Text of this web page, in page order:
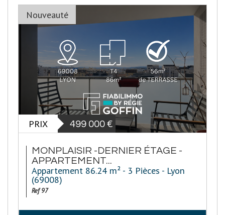
Nouveauté
PRIX 499 000 €
MONPLAISIR -DERNIER ÉTAGE -
APPARTEMENT...
Appartement 86.24 m² - 3 Pièces - Lyon
(69008)
Ref 97